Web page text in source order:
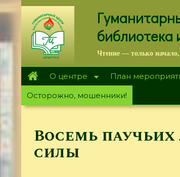
Перейти
к
основному
содержанию
библиотека
Чтение — только
О центре План
Осторожно, мошенники!
Восемь
силы